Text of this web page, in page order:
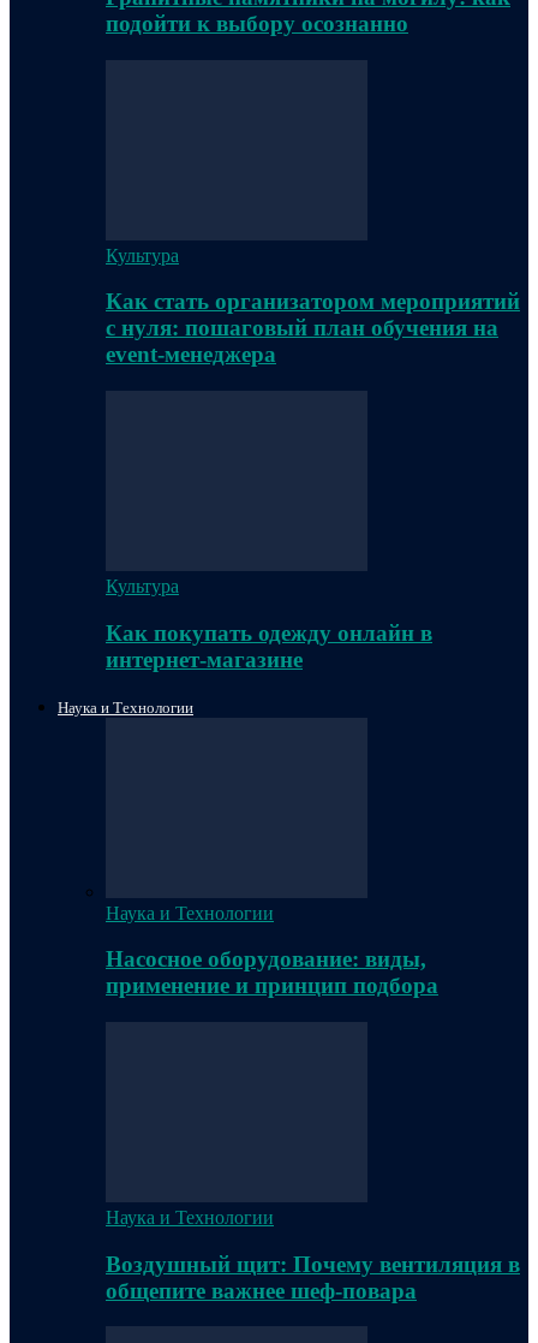
подойти к выбору осознанно
Культура
Как стать организатором мероприятий
с нуля: пошаговый план обучения на
event-менеджера
Культура
Как покупать одежду онлайн в
интернет-магазине
Наука и Технологии
Наука и Технологии
Насосное оборудование: виды,
применение и принцип подбора
Наука и Технологии
Воздушный щит: Почему вентиляция в
общепите важнее шеф-повара